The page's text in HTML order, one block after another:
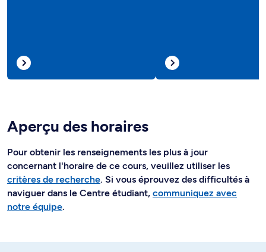
Aperçu des horaires
Pour obtenir les renseignements les plus à jour
concernant l'horaire de ce cours, veuillez utiliser les
critères de recherche. Si vous éprouvez des difficultés à
naviguer dans le Centre étudiant, communiquez avec
notre équipe.